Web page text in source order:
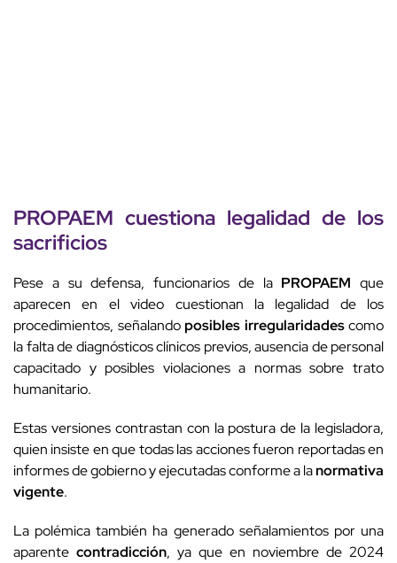
PROPAEM cuestiona legalidad de los
sacrificios
Pese a su defensa, funcionarios de la PROPAEM que
aparecen en el video cuestionan la legalidad de los
procedimientos, señalandoposibles irregularidadescomo
la falta de diagnósticos clínicos previos, ausencia de personal
capacitado y posibles violaciones a normas sobre trato
humanitario.
Estas versiones contrastan con la postura de la legisladora,
quien insiste en que todas las acciones fueron reportadas en
informes de gobierno y ejecutadas conforme a lanormativa
vigente.
La polémica también ha generado señalamientos por una
aparente contradicción, ya que en noviembre de 2024